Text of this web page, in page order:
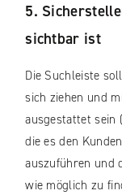
5.
sichtbar ist
Die Suchleiste
sich ziehen und
ausgestattet sein
die es den
auszuführen und
wie möglich zu